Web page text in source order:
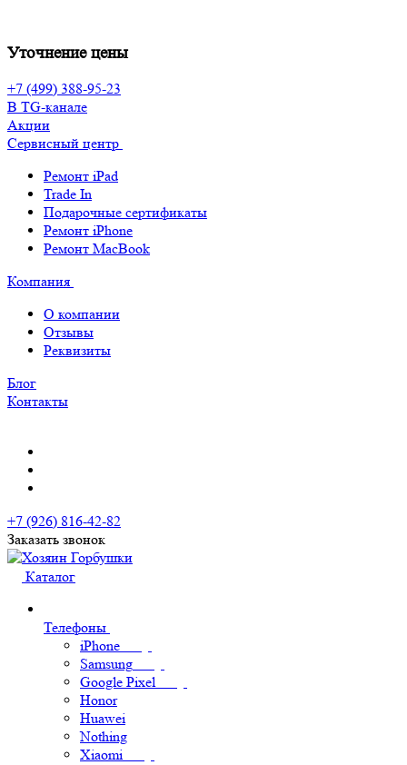
Уточнение цены
+7 (499) 388-95-23
В TG-канале
Акции
Сервисный центр
Ремонт iPad
Trade In
Подарочные сертификаты
Ремонт iPhone
Ремонт MacBook
Компания
О компании
Отзывы
Реквизиты
Блог
Контакты
+7 (926) 816-42-82
Заказать звонок
Каталог
Телефоны
iPhone
Samsung
Google Pixel
Honor
Huawei
Nothing
Xiaomi